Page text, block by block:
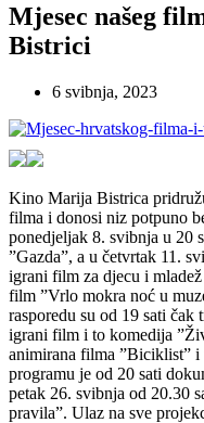
Mjesec našeg
Bistrici
6 svibnja, 2023
Kino Marija Bistrica
filma i donosi niz potpuno
ponedjeljak 8. svibnja u 20
”Gazda”, a u četvrtak 11.
igrani film za djecu i
film ”Vrlo mokra noć u
rasporedu su od 19 sati
igrani film i to komedija
animirana filma ”Biciklist” i
programu je od 20 sati
petak 26. svibnja od 20.30
pravila”. Ulaz na sve